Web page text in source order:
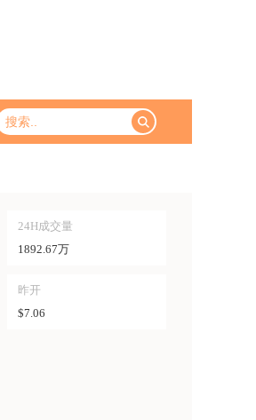
24H成交量
1892.67万
昨开
$7.06